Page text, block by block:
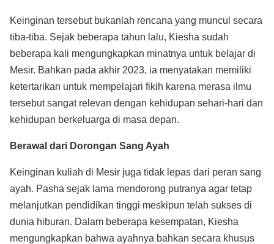
Keinginan tersebut bukanlah rencana yang muncul secara
tiba-tiba. Sejak beberapa tahun lalu, Kiesha sudah
beberapa kali mengungkapkan minatnya untuk belajar di
Mesir. Bahkan pada akhir 2023, ia menyatakan memiliki
ketertarikan untuk mempelajari fikih karena merasa ilmu
tersebut sangat relevan dengan kehidupan sehari-hari dan
kehidupan berkeluarga di masa depan.
Berawal dari Dorongan Sang Ayah
Keinginan kuliah di Mesir juga tidak lepas dari peran sang
ayah. Pasha sejak lama mendorong putranya agar tetap
melanjutkan pendidikan tinggi meskipun telah sukses di
dunia hiburan. Dalam beberapa kesempatan, Kiesha
mengungkapkan bahwa ayahnya bahkan secara khusus